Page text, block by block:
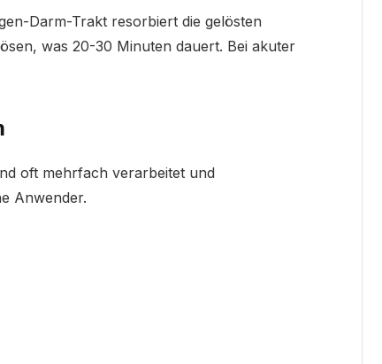
Darm-Trakt resorbiert die gelösten
was 20-30 Minuten dauert. Bei akuter
oft mehrfach verarbeitet und
Anwender.